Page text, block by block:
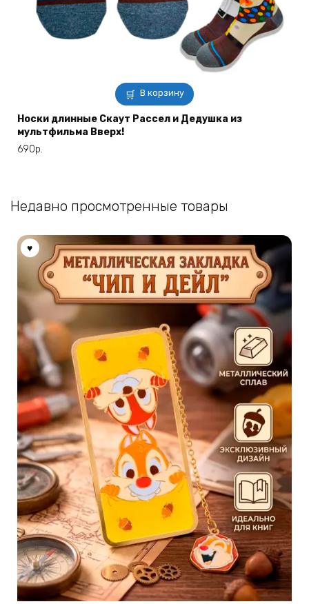
В корзину
Носки длинные Скаут Рассел и Дедушка из
мультфильма Вверх!
690р.
Недавно просмотренные товары